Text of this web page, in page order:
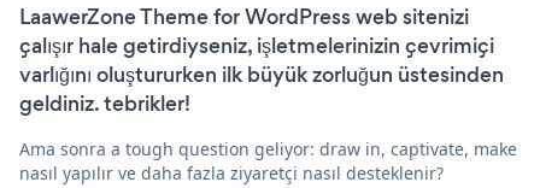
LaawerZone Theme for WordPress web sitenizi
çalışır hale getirdiyseniz, işletmelerinizin çevrimiçi
varlığını oluştururken ilk büyük zorluğun üstesinden
geldiniz. tebrikler!
Ama sonra a tough question geliyor: draw in, captivate, make
nasıl yapılır ve daha fazla ziyaretçi nasıl desteklenir?